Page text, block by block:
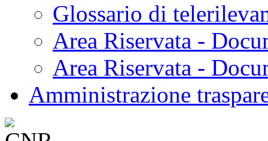
Glossario di
Area Riservata -
Area Riservata -
Amministrazione